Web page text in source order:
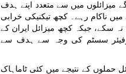
میزائلوں میں سے متعدد اپنے ہدف
میں ناکام رہے۔ کچھ تیکنیکی خرابی
سکے، جبکہ کچھ میزائل ایران کے
وارفیئر سسٹم کی وجہ سے ہدف سے
حملوں کے نتیجے میں کئی ٹاماہاک